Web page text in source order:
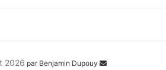
2026 par Benjamin Dupouy